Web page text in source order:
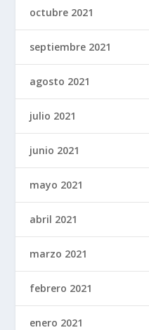
octubre 2021
septiembre 2021
agosto 2021
julio 2021
junio 2021
mayo 2021
abril 2021
marzo 2021
febrero 2021
enero 2021